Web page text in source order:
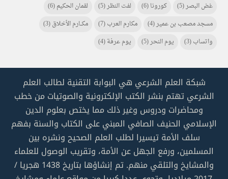
غض البصر(5) كورونا(6) لفت النظر(5) لقمان الحكيم(6)
مسجد مصعب بن عمير(4) مكارم العرب(7) مكـــارم الأخلاق(3)
واتساب(3) يوم النحر(5) يوم عرفة(4)
شبكة العلم الشرعي هي البوابة التقنية لطالب العلم
الشرعي تهتم بنشر الكتب الإلكترونية والصوتيات من خطب
ومحاضرات ودروس وغير ذلك مما يختص بعلوم الدين
الإسلامي الحنيف الصافي المبني على الكتاب والسنة بفهم
سلف الأمة تيسيرا لطلب العلم الصحيح ونشره بين
المسلمين، ورفع الجهل عن الأمة، وتقريب الوصول للعلماء
والمشايخ والتلقي منهم. تم إنشاؤها بتاريخ 1438 هجريا /